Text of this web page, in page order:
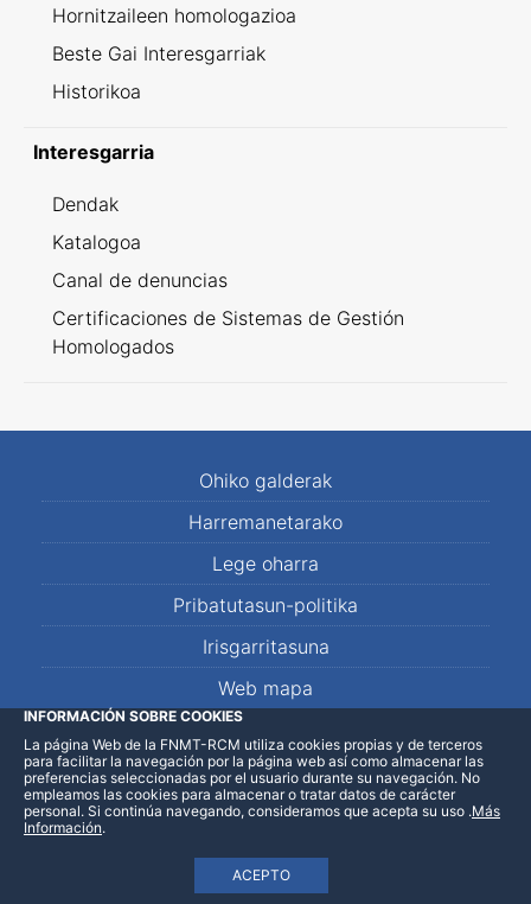
Hornitzaileen homologazioa
Beste Gai Interesgarriak
Historikoa
Interesgarria
Dendak
Katalogoa
Canal de denuncias
Certificaciones de Sistemas de Gestión
Homologados
Ohiko galderak
Harremanetarako
Lege oharra
Pribatutasun-politika
Irisgarritasuna
Web mapa
LinkedInFacebookWhatsApp
INFORMACIÓN SOBRE COOKIES
La página Web de la FNMT-RCM utiliza cookies propias y de terceros
para facilitar la navegación por la página web así como almacenar las
preferencias seleccionadas por el usuario durante su navegación. No
empleamos las cookies para almacenar o tratar datos de carácter
personal. Si continúa navegando, consideramos que acepta su uso
ACEPTO
.Más
Información.